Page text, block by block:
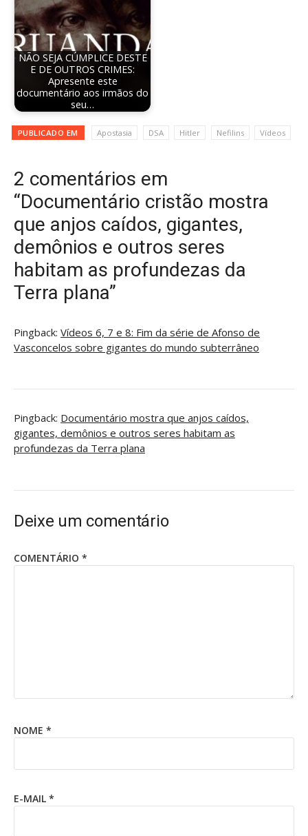
NÃO SEJA CÚMPLICE DESTE
E DE OUTROS CRIMES:
Apresente este
documentário aos irmãos do
seu…
PUBLICADO EM Apostasia DSA Hitler Nefilins Vídeos
2 comentários em
“Documentário cristão mostra
que anjos caídos, gigantes,
demônios e outros seres
habitam as profundezas da
Terra plana”
Pingback: Vídeos 6, 7 e 8: Fim da série de Afonso de
Vasconcelos sobre gigantes do mundo subterrâneo
Pingback: Documentário mostra que anjos caídos,
gigantes, demônios e outros seres habitam as
profundezas da Terra plana
Deixe um comentário
COMENTÁRIO *
NOME *
E-MAIL *